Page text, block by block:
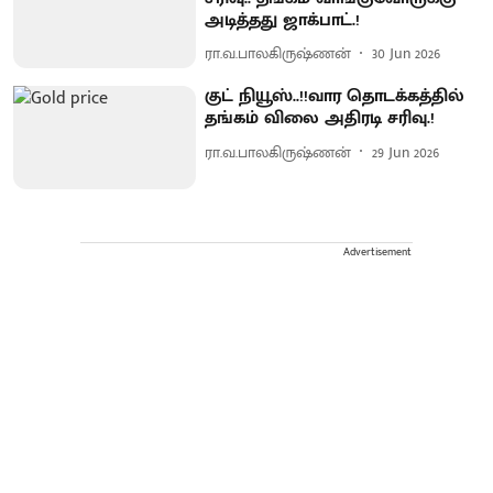
அடித்தது ஜாக்பாட்.!
ரா.வ.பாலகிருஷ்ணன் 30 Jun 2026
குட் நியூஸ்..!!வார தொடக்கத்தில்
தங்கம் விலை அதிரடி சரிவு.!
ரா.வ.பாலகிருஷ்ணன் 29 Jun 2026
Advertisement